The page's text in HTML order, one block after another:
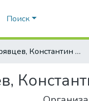
Поиск
Кудрявцев, Константин Яковлевич